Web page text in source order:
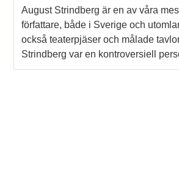
August Strindberg är en av våra
författare, både i Sverige och
också teaterpjäser och målade
Strindberg var en kontroversiell